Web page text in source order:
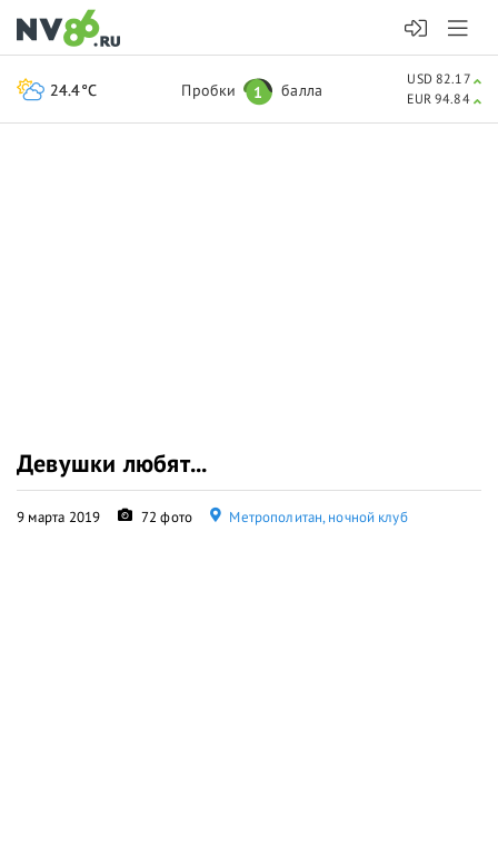
Девушки любят...
9 марта 2019 72 фото Метрополитан, ночной клуб
24.4°C Пробки 1 балла
USD 82.17
EUR 94.84